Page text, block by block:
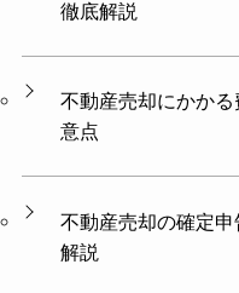
徹底解説
不動産売却にかか
意点
不動産売却の確定
解説